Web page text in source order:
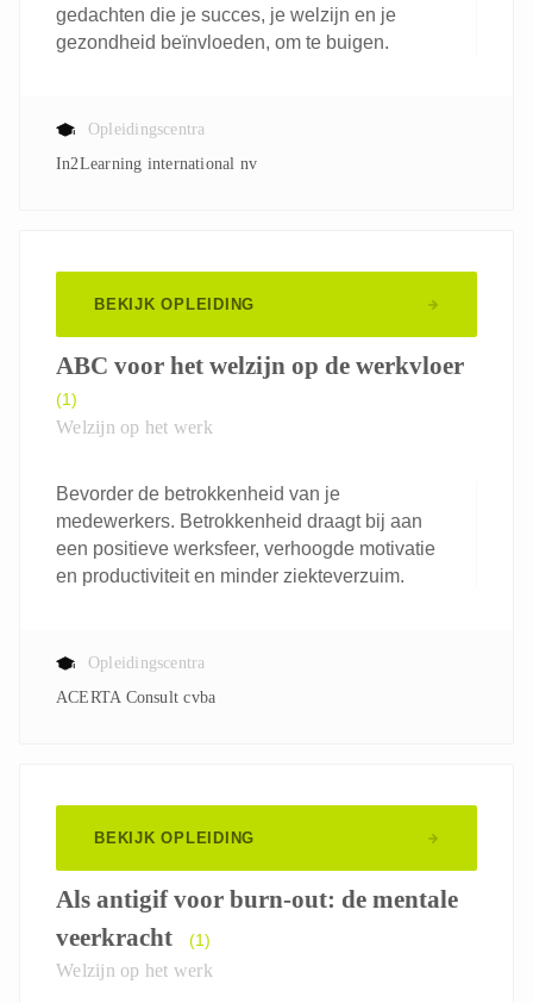
gedachten die je succes, je welzijn en je
gezondheid beïnvloeden, om te buigen.
Opleidingscentra
In2Learning international nv
BEKIJK OPLEIDING
ABC voor het welzijn op de werkvloer
(1)
Welzijn op het werk
Bevorder de betrokkenheid van je
medewerkers. Betrokkenheid draagt bij aan
een positieve werksfeer, verhoogde motivatie
en productiviteit en minder ziekteverzuim.
Opleidingscentra
ACERTA Consult cvba
BEKIJK OPLEIDING
Als antigif voor burn-out: de mentale
veerkracht
(1)
Welzijn op het werk